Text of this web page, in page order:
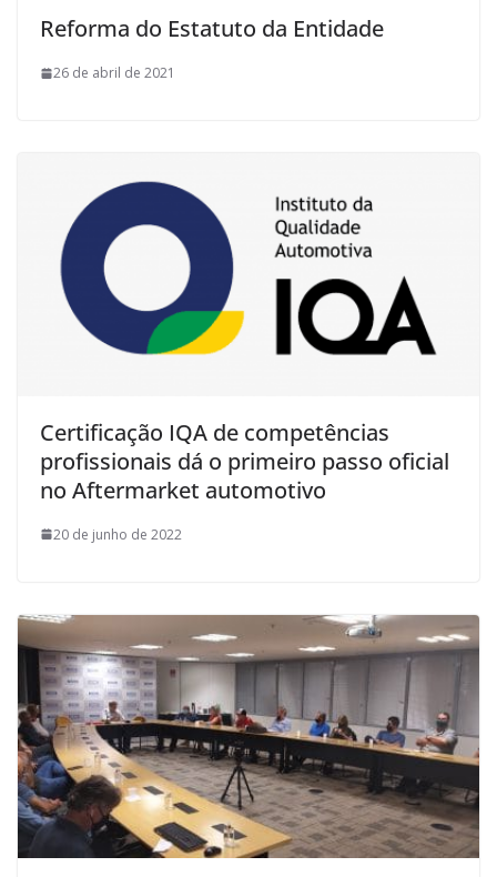
Reforma do Estatuto da Entidade
26 de abril de 2021
Certificação IQA de competências
profissionais dá o primeiro passo oficial
no Aftermarket automotivo
20 de junho de 2022